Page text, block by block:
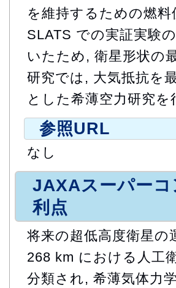
を維持するための燃
SLATS での実証実験
いたため, 衛星形状の
研究では, 大気抵抗を
とした希薄空力研究を
参照URL
なし
JAXAスーパー
利点
将来の超低高度衛星
268 km における人工
分類され, 希薄気体力